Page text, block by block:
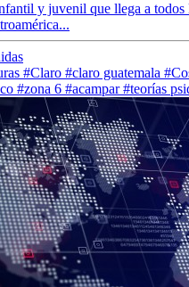
y juvenil que llega a todos
#Claro #claro guatemala
#zona 6 #acampar #teorías